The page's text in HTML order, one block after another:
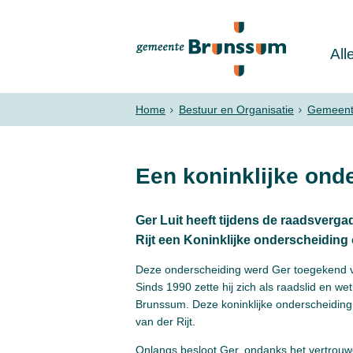
Home Bestuur en Organisatie
Een koninklijke
Ger Luit heeft tijdens de
Rijt een Koninklijke onderscheiding
Deze onderscheiding werd Ger
Sinds 1990 zette hij zich als raadslid en
Brunssum. Deze koninklijke
van der Rijt.
Onlangs besloot Ger, ondanks het